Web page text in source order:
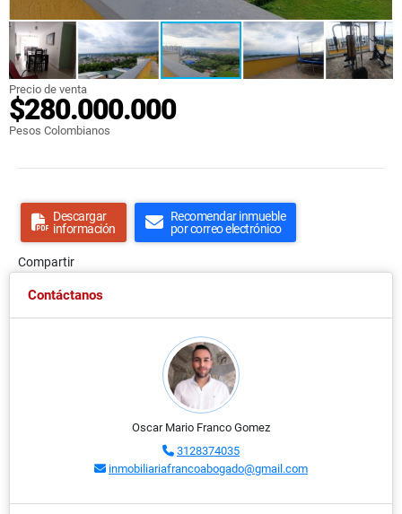
Precio de venta
$280.000.000
Pesos Colombianos
Descargar
información
Recomendar inmueble
por correo electrónico
Compartir
Contáctanos
Oscar Mario Franco Gomez
3128374035
inmobiliariafrancoabogado@gmail.com